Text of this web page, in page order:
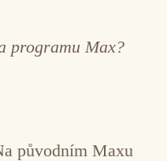
programu Max?
původním Maxu